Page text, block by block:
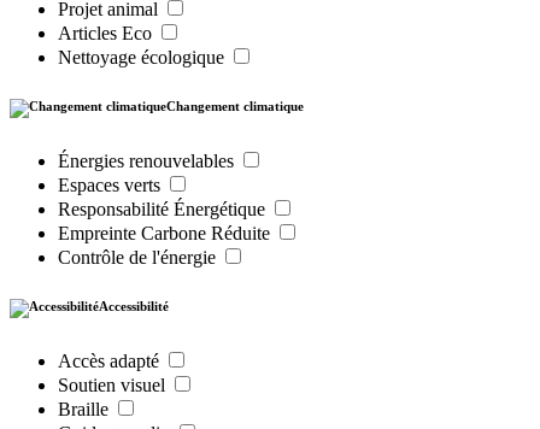
Projet animal
Articles Eco
Nettoyage écologique
Changement climatique
Énergies renouvelables
Espaces verts
Responsabilité Énergétique
Empreinte Carbone Réduite
Contrôle de l'énergie
Accessibilité
Accès adapté
Soutien visuel
Braille